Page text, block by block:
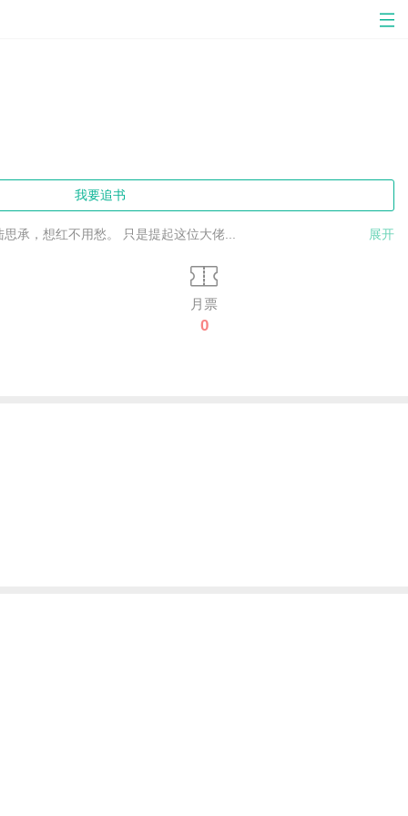
我要追书
承，想红不用愁。 只是提起这位大佬... 展开
月票
0